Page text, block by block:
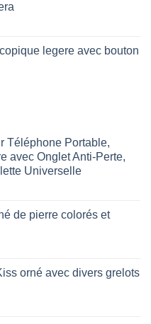
legere avec bouton
Téléphone Portable,
avec Onglet Anti-Perte,
Universelle
de pierre colorés et
orné avec divers grelots